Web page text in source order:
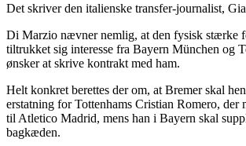
Det skriver den italienske transfer-journalist,
Di Marzio nævner nemlig, at den fysisk stærke
tiltrukket sig interesse fra Bayern München og
ønsker at skrive kontrakt med ham.
Helt konkret berettes der om, at Bremer skal
erstatning for Tottenhams Cristian Romero, der
til Atletico Madrid, mens han i Bayern skal
bagkæden.